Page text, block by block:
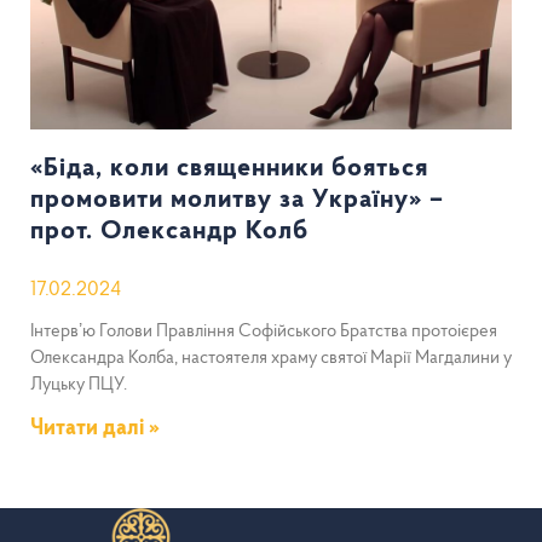
«Біда, коли священники бояться
промовити молитву за Україну» –
прот. Олександр Колб
17.02.2024
Інтервʼю Голови Правління Софійського Братства протоієрея
Олександра Колба, настоятеля храму святої Марії Магдалини у
Луцьку ПЦУ.
Читати далі »